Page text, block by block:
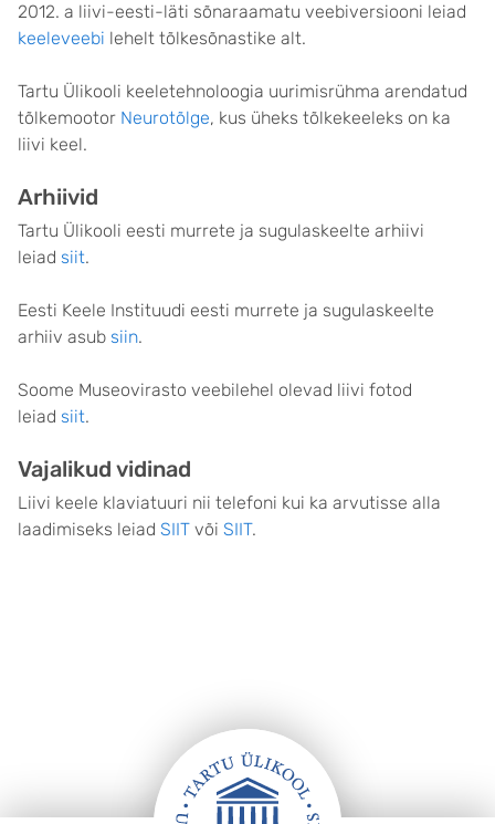
2012. a liivi-eesti-läti sõnaraamatu veebiversiooni leiad
keeleveebi lehelt tõlkesõnastike alt.
Tartu Ülikooli keeletehnoloogia uurimisrühma arendatud
tõlkemootor Neurotõlge, kus üheks tõlkekeeleks on ka
liivi keel.
Arhiivid
Tartu Ülikooli eesti murrete ja sugulaskeelte arhiivi
leiad siit.
Eesti Keele Instituudi eesti murrete ja sugulaskeelte
arhiiv asub siin.
Soome Museovirasto veebilehel olevad liivi fotod
leiad siit.
Vajalikud vidinad
Liivi keele klaviatuuri nii telefoni kui ka arvutisse alla
laadimiseks leiad SIIT või SIIT.